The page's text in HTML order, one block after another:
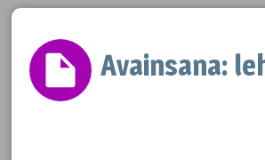
Avainsana: